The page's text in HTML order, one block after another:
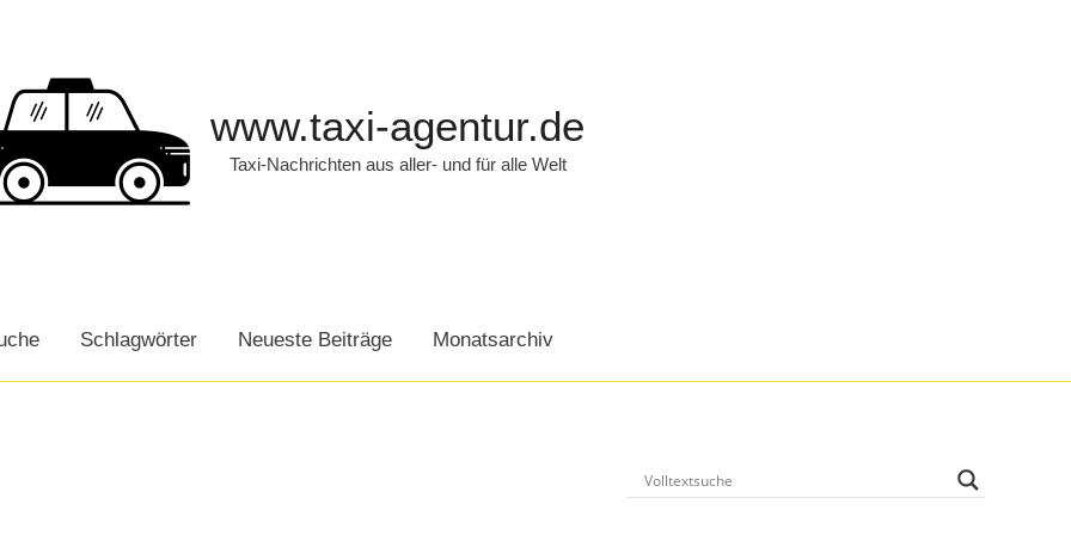
www.taxi-agentur.de
Taxi-Nachrichten aus aller- und für alle Welt
Schlagwörter Neueste Beiträge Monatsarchiv